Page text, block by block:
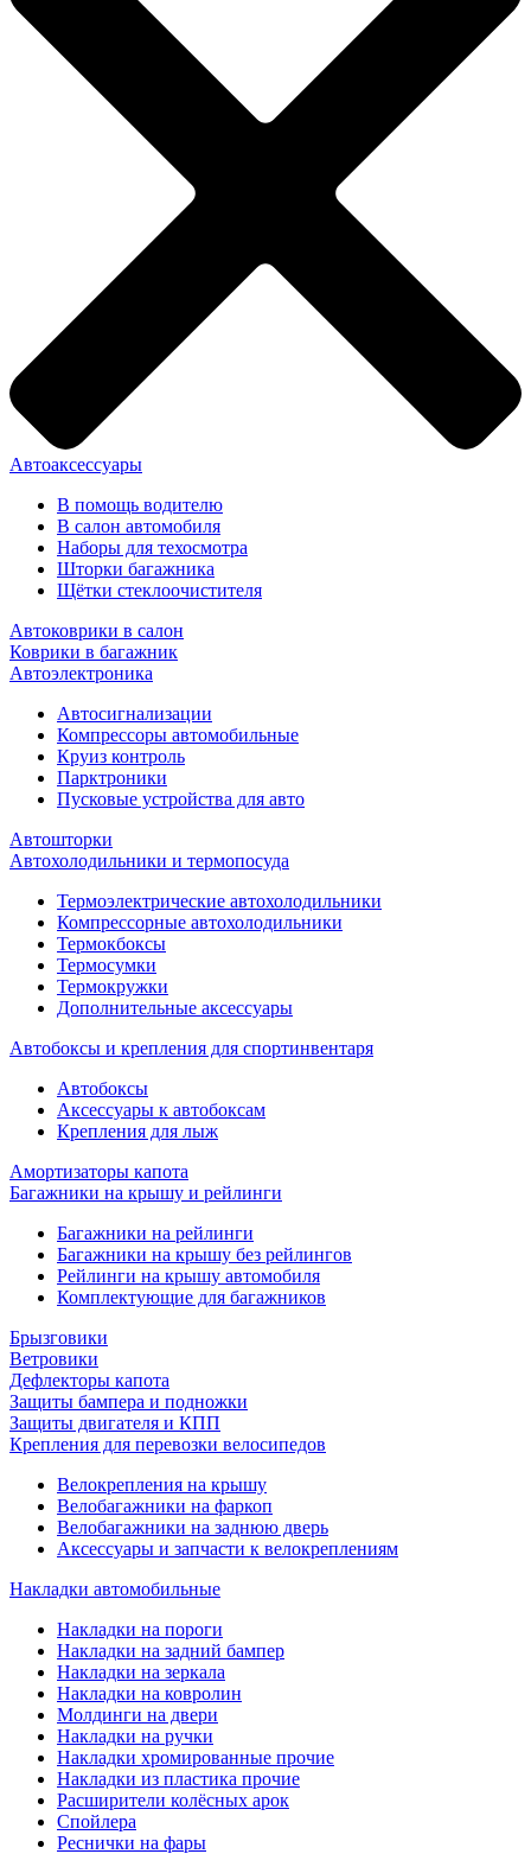
Автоаксессуары
В помощь водителю
В салон автомобиля
Наборы для техосмотра
Шторки багажника
Щётки стеклоочистителя
Автоковрики в салон
Коврики в багажник
Автоэлектроника
Автосигнализации
Компрессоры автомобильные
Круиз контроль
Парктроники
Пусковые устройства для авто
Автошторки
Автохолодильники и термопосуда
Термоэлектрические автохолодильники
Компрессорные автохолодильники
Термокбоксы
Термосумки
Термокружки
Дополнительные аксессуары
Автобоксы и крепления для спортинвентаря
Автобоксы
Аксессуары к автобоксам
Крепления для лыж
Амортизаторы капота
Багажники на крышу и рейлинги
Багажники на рейлинги
Багажники на крышу без рейлингов
Рейлинги на крышу автомобиля
Комплектующие для багажников
Брызговики
Ветровики
Дефлекторы капота
Защиты бампера и подножки
Защиты двигателя и КПП
Крепления для перевозки велосипедов
Велокрепления на крышу
Велобагажники на фаркоп
Велобагажники на заднюю дверь
Аксессуары и запчасти к велокреплениям
Накладки автомобильные
Накладки на пороги
Накладки на задний бампер
Накладки на зеркала
Накладки на ковролин
Молдинги на двери
Накладки на ручки
Накладки хромированные прочие
Накладки из пластика прочие
Расширители колёсных арок
Спойлера
Реснички на фары